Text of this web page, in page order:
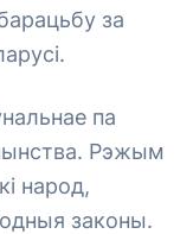
за
па
Рэжым
народ,
законы.